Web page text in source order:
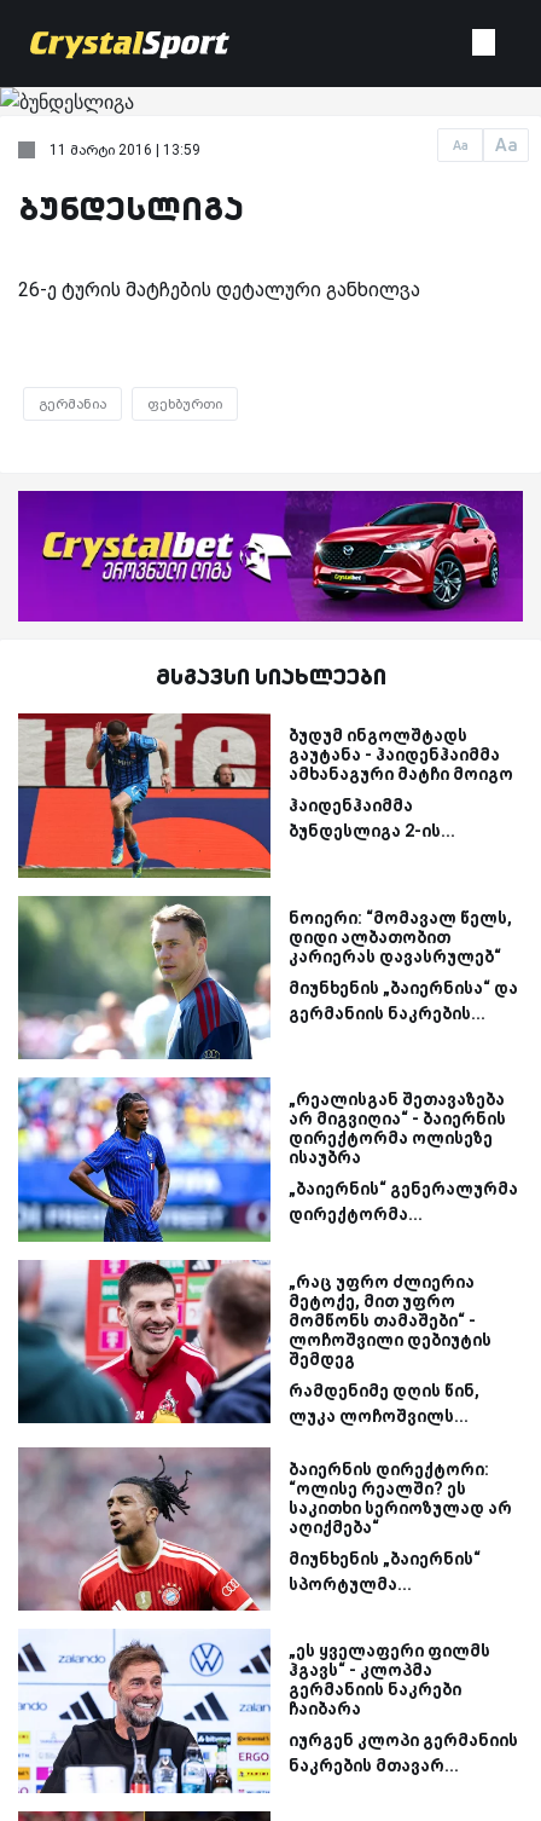
Aa Aa
11 მარტი 2016 | 13:59
ბუნდესლიგა
26-ე ტურის მატჩების დეტალური განხილვა
გერმანია ფეხბურთი
მსგავსი სიახლეები
ბუდუმ ინგოლშტადს
გაუტანა - ჰაიდენჰაიმმა
ამხანაგური მატჩი მოიგო
ჰაიდენჰაიმმა
ბუნდესლიგა 2-ის...
ნოიერი: “მომავალ წელს,
დიდი ალბათობით
კარიერას დავასრულებ“
მიუნხენის „ბაიერნისა“ და
გერმანიის ნაკრების...
„რეალისგან შეთავაზება
არ მიგვიღია“ - ბაიერნის
დირექტორმა ოლისეზე
ისაუბრა
„ბაიერნის“ გენერალურმა
დირექტორმა...
„რაც უფრო ძლიერია
მეტოქე, მით უფრო
მომწონს თამაშები“ -
ლოჩოშვილი დებიუტის
შემდეგ
რამდენიმე დღის წინ,
ლუკა ლოჩოშვილს...
ბაიერნის დირექტორი:
“ოლისე რეალში? ეს
საკითხი სერიოზულად არ
აღიქმება“
მიუნხენის „ბაიერნის“
სპორტულმა...
„ეს ყველაფერი ფილმს
ჰგავს“ - კლოპმა
გერმანიის ნაკრები
ჩაიბარა
იურგენ კლოპი გერმანიის
ნაკრების მთავარ...